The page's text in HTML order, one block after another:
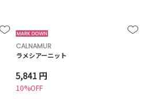
CALNAMUR
ラメシアーニット
5,841 円
10%OFF